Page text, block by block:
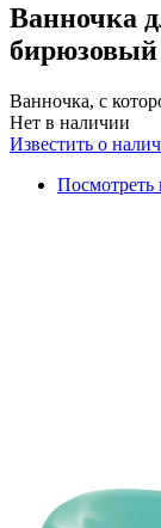
Ванночка
бирюзовый
Ванночка, с
Нет в наличии
Известить о